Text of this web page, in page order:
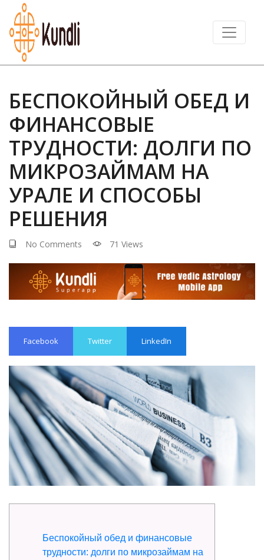
БЕСПОКОЙНЫЙ ОБЕД И
ФИНАНСОВЫЕ
ТРУДНОСТИ: ДОЛГИ ПО
МИКРОЗАЙМАМ НА
УРАЛЕ И СПОСОБЫ
РЕШЕНИЯ
No Comments 71 Views
Facebook Twitter LinkedIn
Беспокойный обед и финансовые
трудности: долги по микрозаймам на